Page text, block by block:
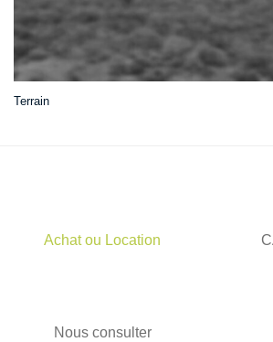
Terrain
Achat ou Location
Nous consulter